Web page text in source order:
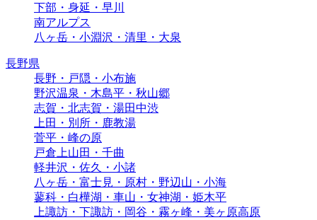
下部・身延・早川
南アルプス
八ヶ岳・小淵沢・清里・大泉
長野県
長野・戸隠・小布施
野沢温泉・木島平・秋山郷
志賀・北志賀・湯田中渋
上田・別所・鹿教湯
菅平・峰の原
戸倉上山田・千曲
軽井沢・佐久・小諸
八ヶ岳・富士見・原村・野辺山・小海
蓼科・白樺湖・車山・女神湖・姫木平
上諏訪・下諏訪・岡谷・霧ヶ峰・美ヶ原高原